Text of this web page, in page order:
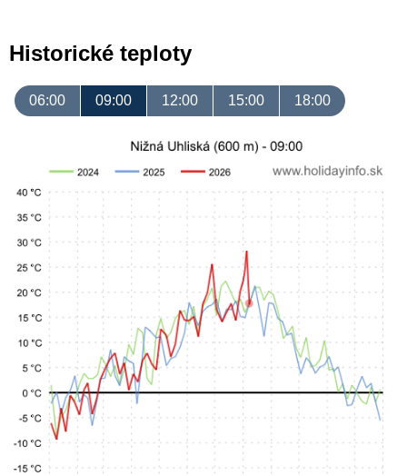
Historické teploty
06:00 09:00 12:00 15:00 18:00